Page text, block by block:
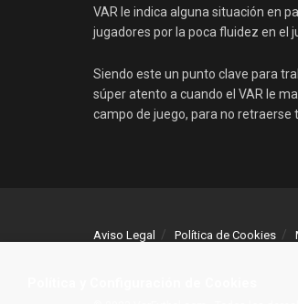
VAR le indica alguna situación en
jugadores por la poca fluidez en el
Siendo este un punto clave para
súper atento a cuando el VAR le
campo de juego, para no retraerse
Aviso Legal Política de Cookies